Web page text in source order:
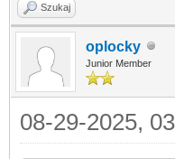
Szukaj
oplocky
Junior Member
08-29-2025,